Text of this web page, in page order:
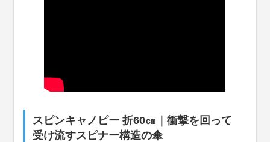
スピンキャノピー 折60㎝｜衝撃を回って
受け流すスピナー構造の傘